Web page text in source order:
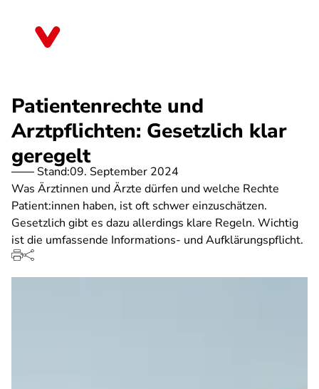
Patientenrechte und
Arztpflichten: Gesetzlich klar
geregelt
Stand:09. September 2024
Was Ärztinnen und Ärzte dürfen und welche Rechte
Patient:innen haben, ist oft schwer einzuschätzen.
Gesetzlich gibt es dazu allerdings klare Regeln. Wichtig
ist die umfassende Informations- und Aufklärungspflicht.